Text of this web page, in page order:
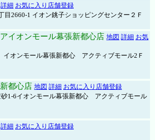
詳細 お気に入り店舗登録
目2660-1 イオン銚子ショッピングセンター２Ｆ
イオンモール幕張新都心店 地図 詳細 お気
オンモール幕張新都心 アクティブモール2Ｆ
都心店 地図 詳細 お気に入り店舗登録
1-6イオンモール幕張新都心 アクティブモール
詳細 お気に入り店舗登録